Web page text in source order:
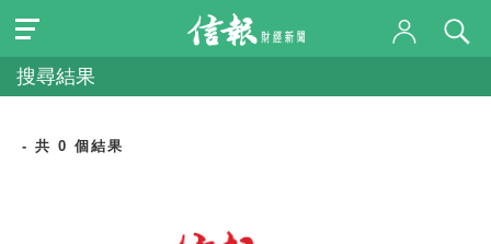
搜尋結果
- 共 0 個結果